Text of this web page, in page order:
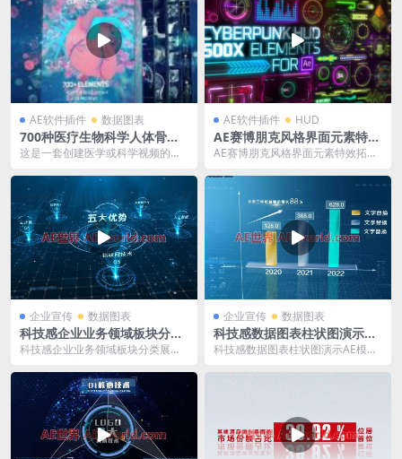
AE软件插件 数据图表
700种医疗生物科学人体骨骼
器官DNA细胞动画元素 Atom
这是一套创建医学或科学视频的好
设，可视化效果，...
AE软件插件 HUD
AE赛博朋克风格界面元素特效
拓展安装包
AE赛博朋克风格界面元素特效拓展
装包 ...
企业宣传 数据图表
科技感企业业务领域板块分类
展示AE模板
科技感企业业务领域板块分类展示A
插件 [w...
企业宣传 数据图表
科技感数据图表柱状图演示AE
模板
科技感数据图表柱状图演示AE模板
hop...